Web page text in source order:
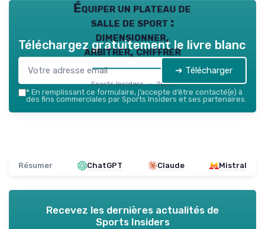
Équiper un plateau de
salle de sport :
dimensionner,
arbitrer, chiffrer
Sports Insiders — 2026
Téléchargez gratuitement le livre blanc
➔ Télécharger
* En remplissant ce formulaire, j’accepte d’être contacté(e) à
des fins commerciales par Sports Insiders et ses partenaires.
Résumer ChatGPT Claude Mistral
Recevez les dernières actualités de
Sports Insiders